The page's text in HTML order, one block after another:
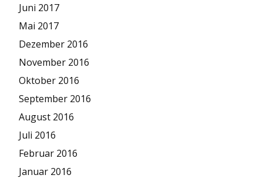
Juni 2017
Mai 2017
Dezember 2016
November 2016
Oktober 2016
September 2016
August 2016
Juli 2016
Februar 2016
Januar 2016